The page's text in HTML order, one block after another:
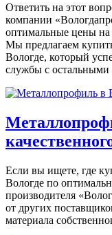
Ответить на этот
компании
оптимальные цены на
Мы предлагаем
Вологде, который
службы с
Если вы ищете, где
Вологде по
производителя
от других
материала